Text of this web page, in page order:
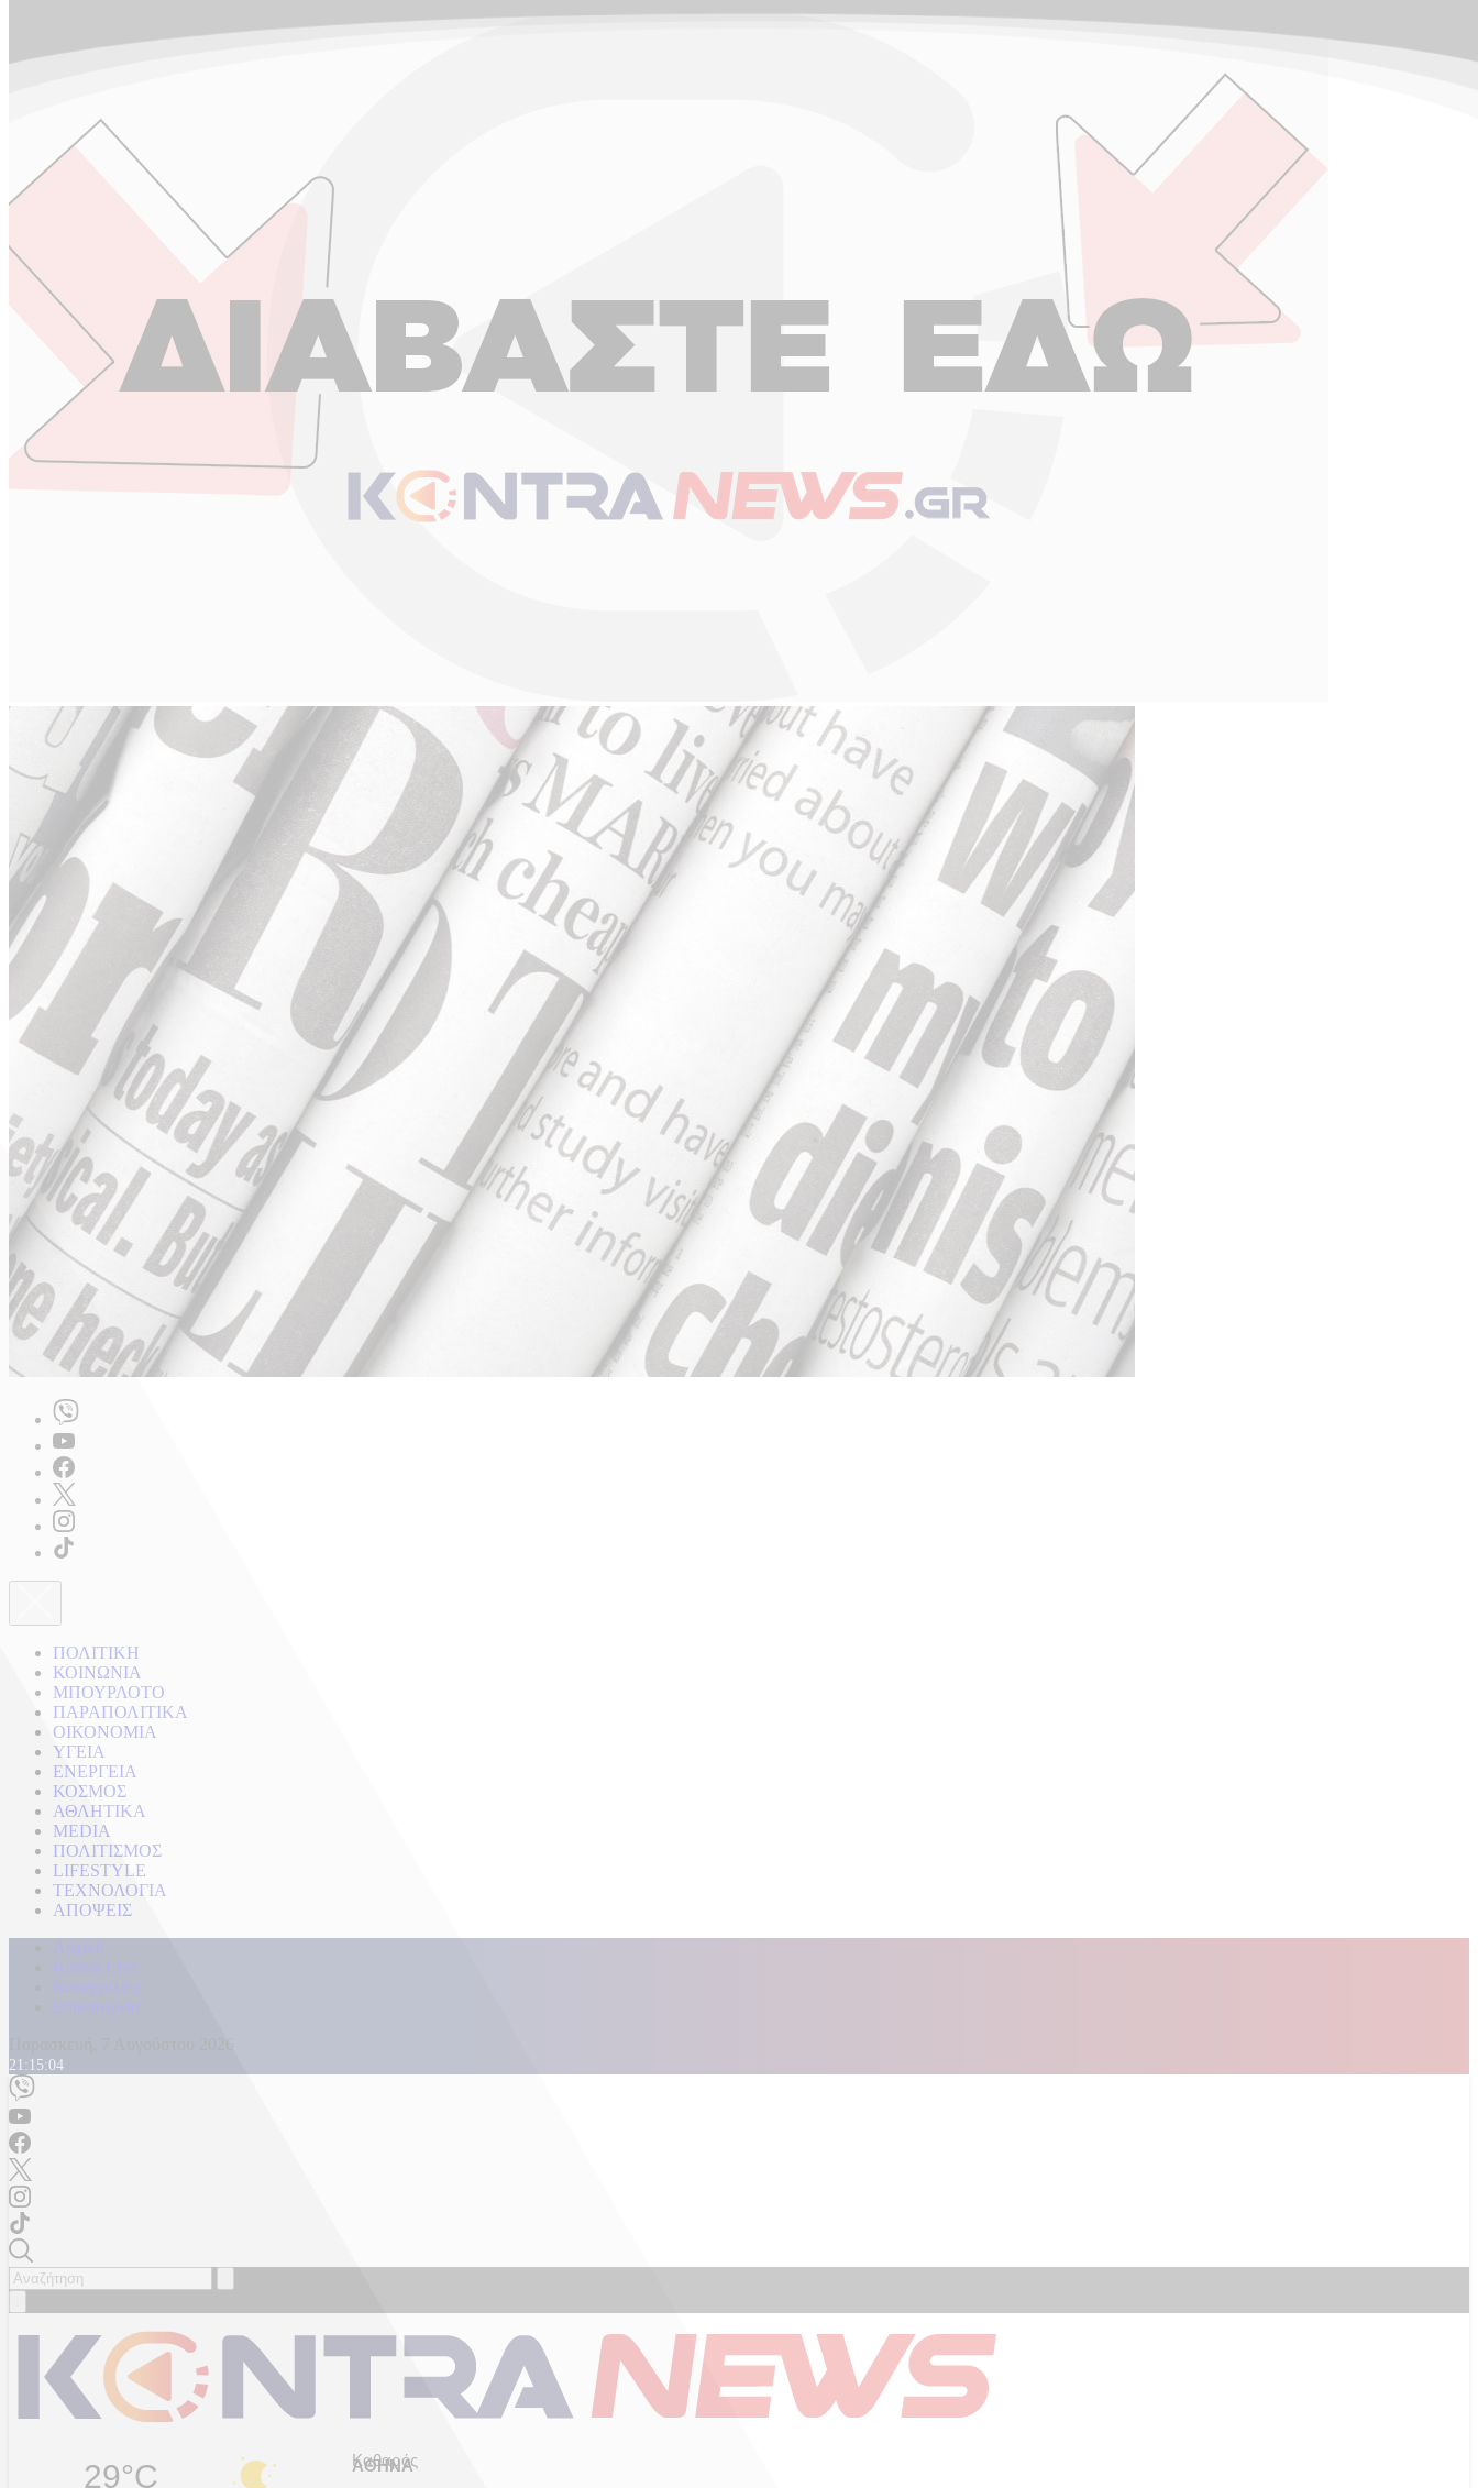
ΠΟΛΙΤΙΚΗ
ΚΟΙΝΩΝΙΑ
ΜΠΟΥΡΛΟΤΟ
ΠΑΡΑΠΟΛΙΤΙΚΑ
ΟΙΚΟΝΟΜΙΑ
ΥΓΕΙΑ
ΕΝΕΡΓΕΙΑ
ΚΟΣΜΟΣ
ΑΘΛΗΤΙΚΑ
MEDIA
ΠΟΛΙΤΙΣΜΟΣ
LIFESTYLE
ΤΕΧΝΟΛΟΓΙΑ
ΑΠΟΨΕΙΣ
Αρχική
Kontra Live
Καταγγελίες
Επικοινωνία
Παρασκευή, 7 Αυγούστου 2026
21:15:06
29°C Καθαρός